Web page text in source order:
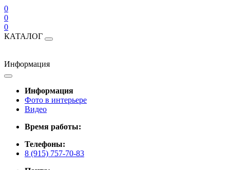
0
0
0
КАТАЛОГ
Информация
Информация
Фото в интерьере
Видео
Время работы:
Телефоны:
8 (915) 757-70-83